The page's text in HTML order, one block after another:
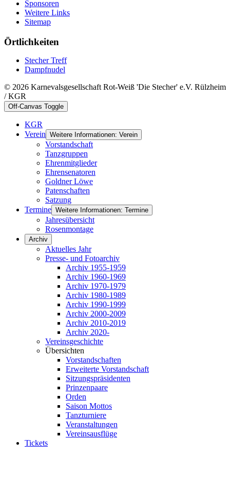
Sponsoren
Weitere Links
Sitemap
Örtlichkeiten
Stecher Treff
Dampfnudel
© 2026 Karnevalsgesellschaft Rot-Weiß 'Die Stecher' e.V. Rülzheim
/ KGR
Off-Canvas Toggle
KGR
Verein Weitere Informationen: Verein
Vorstandschaft
Tanzgruppen
Ehrenmitglieder
Ehrensenatoren
Goldner Löwe
Patenschaften
Satzung
Termine Weitere Informationen: Termine
Jahresübersicht
Rosenmontage
Archiv
Aktuelles Jahr
Presse- und Fotoarchiv
Archiv 1955-1959
Archiv 1960-1969
Archiv 1970-1979
Archiv 1980-1989
Archiv 1990-1999
Archiv 2000-2009
Archiv 2010-2019
Archiv 2020-
Vereinsgeschichte
Übersichten
Vorstandschaften
Erweiterte Vorstandschaft
Sitzungspräsidenten
Prinzenpaare
Orden
Saison Mottos
Tanzturniere
Veranstaltungen
Vereinsausflüge
Tickets